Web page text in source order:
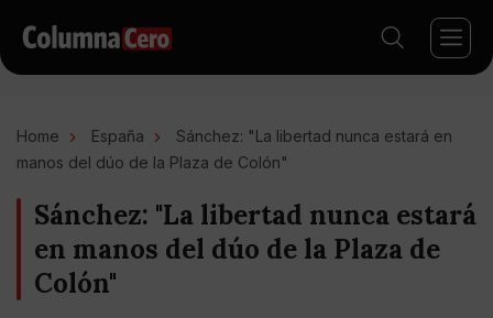
Home España
Sánchez: "La libertad nunca estará en
manos del dúo de la Plaza de Colón"
Sánchez: "La libertad nunca estará
en manos del dúo de la Plaza de
Colón"